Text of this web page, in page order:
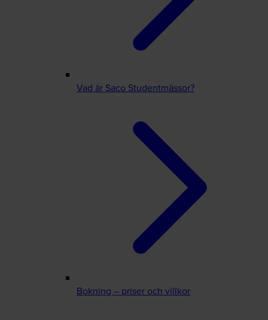
Vad är Saco Studentmässor?
Bokning – priser och villkor